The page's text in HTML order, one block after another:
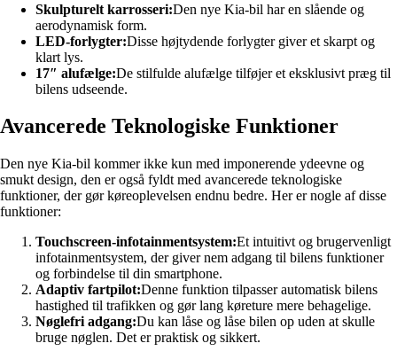
Skulpturelt karrosseri:Den nye Kia-bil har en slående og
aerodynamisk form.
LED-forlygter:Disse højtydende forlygter giver et skarpt og
klart lys.
17″ alufælge:De stilfulde alufælge tilføjer et eksklusivt præg til
bilens udseende.
Avancerede Teknologiske Funktioner
Den nye Kia-bil kommer ikke kun med imponerende ydeevne og
smukt design, den er også fyldt med avancerede teknologiske
funktioner, der gør køreoplevelsen endnu bedre. Her er nogle af ​​disse
funktioner:
Touchscreen-infotainmentsystem:Et intuitivt og brugervenligt
infotainmentsystem, der giver nem adgang til bilens funktioner
og forbindelse til din smartphone.
Adaptiv fartpilot:Denne funktion tilpasser automatisk bilens
hastighed til trafikken og gør lang køreture mere behagelige.
Nøglefri adgang:Du kan låse og låse bilen op uden at skulle
bruge nøglen. Det er praktisk og sikkert.